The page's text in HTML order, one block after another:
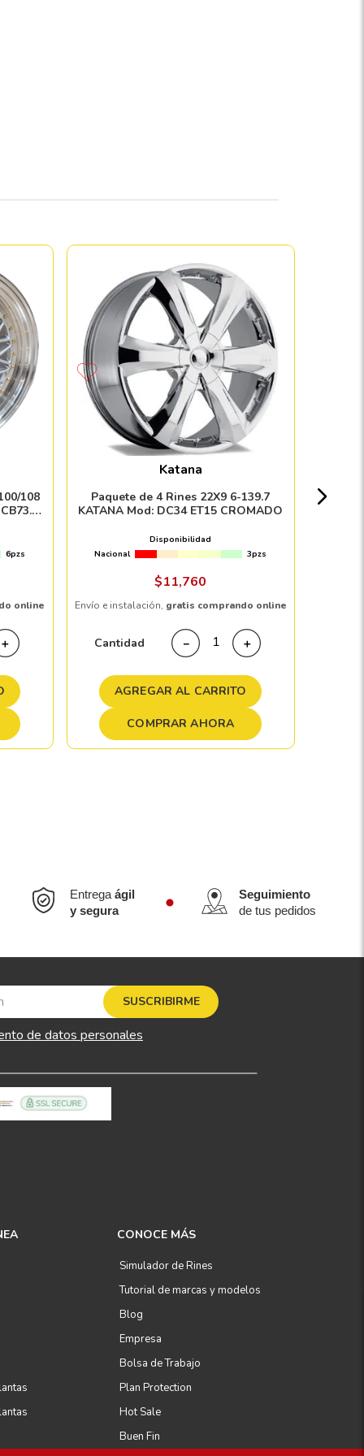
108
6pzs
online
＋
Katana
Paquete de 4 Rines 22X9 6-139.7
KATANA Mod: DC34 ET15 CROMADO
Disponibilidad
Nacional
3pzs
$11,760
Envío e instalación, gratis comprando online
Cantidad ＋
－
AGREGAR AL CARRITO
COMPRAR AHORA
Entregaágil
y segura
Seguimiento
de tus pedidos
SUSCRIBIRME
de datos personales
CONOCE MÁS
Simulador de Rines
Tutorial de marcas y modelos
Blog
Empresa
Bolsa de Trabajo
Plan Protection
Hot Sale
Buen Fin